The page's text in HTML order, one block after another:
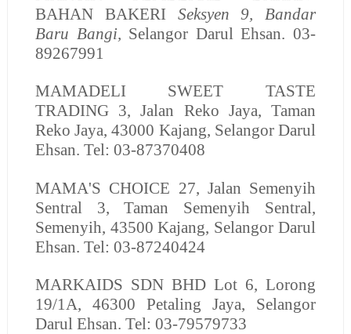
BAHAN BAKERI
Seksyen 9, Bandar
Baru Bangi, Selangor Darul Ehsan. 03-
89267991
MAMADELI SWEET TASTE
TRADING3, Jalan Reko Jaya, Taman
Reko Jaya, 43000 Kajang, Selangor Darul
Ehsan. Tel: 03-87370408
MAMA'S CHOICE 27, Jalan Semenyih
Sentral 3, Taman Semenyih Sentral,
Semenyih, 43500 Kajang, Selangor Darul
Ehsan. Tel: 03-87240424
MARKAIDS SDN BHDLot 6, Lorong
19/1A, 46300 Petaling Jaya, Selangor
Darul Ehsan. Tel: 03-79579733